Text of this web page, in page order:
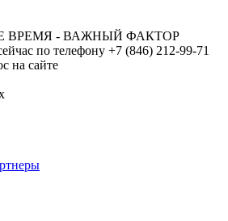
ВРЕМЯ - ВАЖНЫЙ ФАКТОР
по телефону +7 (846) 212-99-71
на сайте